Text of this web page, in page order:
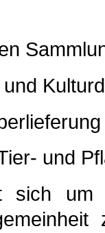
und
sich um